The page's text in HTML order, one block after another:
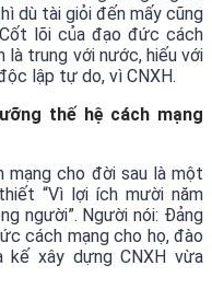
dù tài giỏi đến mấy cũng
lõi của đạo đức cách
trung với nước, hiếu với
lập tự do, vì CNXH.
thế hệ cách mạng
mạng cho đời sau là một
“Vì lợi ích mười năm
người”. Người nói: Đảng
cách mạng cho họ, đào
kế xây dựng CNXH vừa